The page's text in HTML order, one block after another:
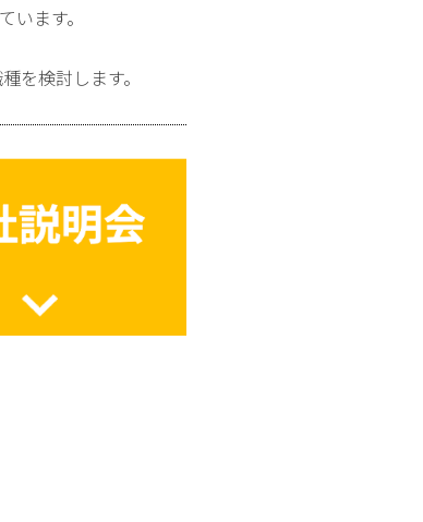
ます。
を検討します。